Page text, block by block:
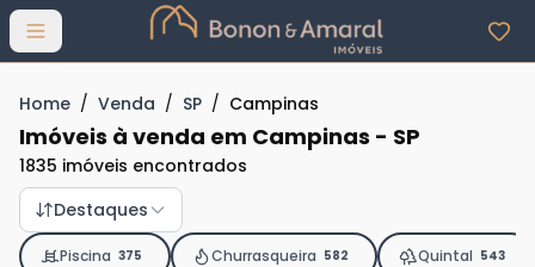
Abrir menu
Home / Venda / SP / Campinas
Imóveis à venda em Campinas - SP
1835 imóveis encontrados
Destaques
Piscina 375 Churrasqueira 582 Quintal 543